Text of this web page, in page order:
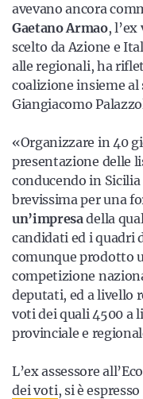
Iscriviti
avevano ancora
GaetanoArmao, l’ex
scelto da Azione e
alle regionali, ha
coalizione insieme
Giangiacomo
«Organizzare in 40
presentazione delle
conducendo in
brevissima per una
un’impresadella
candidati ed i quadri
comunque prodotto
competizione
deputati, ed a livello
voti dei quali 4500 a
provinciale e
L’ex assessore
dei voti, si è